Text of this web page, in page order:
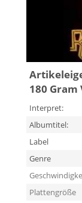
180 Gram
Interpret:
Albumtitel:
Label
Genre
Plattengröße